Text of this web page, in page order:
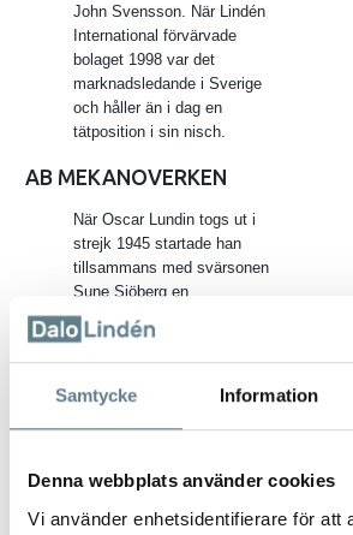
Samtycke Information
Denna webbplats använder cookies
Vi använder enhetsidentifierare för att
John Svensson. När Lindén
International förvärvade
bolaget 1998 var det
marknadsledande i Sverige
och håller än i dag en
tätposition i sin nisch.
AB MEKANOVERKEN
När Oscar Lundin togs ut i
strejk 1945 startade han
tillsammans med svärsonen
Sune Sjöberg en
verktygsfirma som fick
namnet Mekanoverken. De
första åren arbetade man på
uppdragsbasis men
efterhand startades
tillverkning av egna
tillverka Jonas